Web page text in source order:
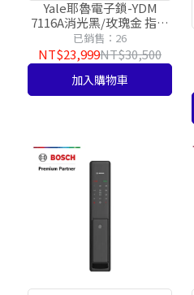
容式指紋
Yale耶魯電子鎖-YDM
7116A消光黑/玫瑰金 指紋
卡片密碼鑰匙四合一【台
灣總代理公司貨】
已銷售：26
NT$23,999NT$30,500
加入購物車